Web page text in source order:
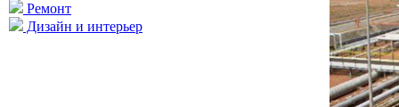
Ремонт
Дизайн и интерьер